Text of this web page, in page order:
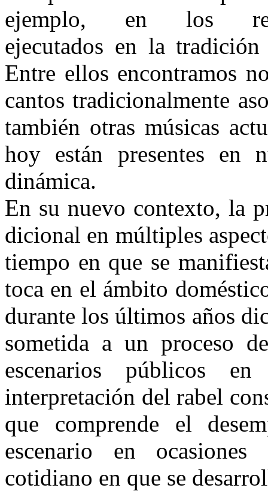
ejemplo, en los
ejecutados en la
Entre ellos encontramos
cantos tradicionalmente
también otras músicas
hoy están presentes en
dinámica.
En su nuevo contexto, la
dicional en múltiples
tiempo en que se
to­ca en el ámbito
du­rante los últimos años
so­metida a un proceso
escena­rios públicos
interpretación del ra­bel
que comprende el
escenario en
cotidiano en que se